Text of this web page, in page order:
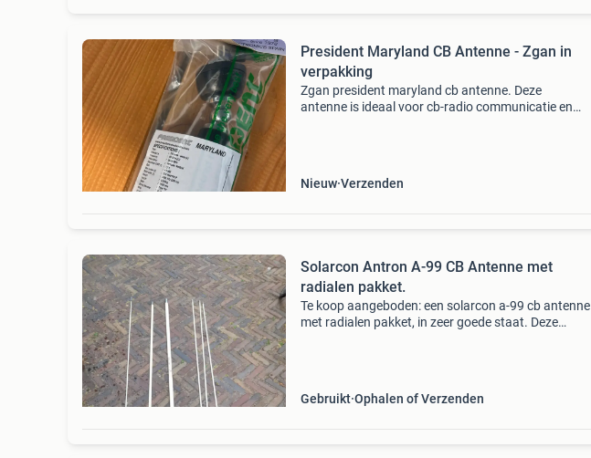
President Maryland CB Antenne - Zgan in
verpakking
Zgan president maryland cb antenne. Deze
antenne is ideaal voor cb-radio communicatie en
Nieuw Verzenden
Solarcon Antron A-99 CB Antenne met
radialen pakket.
Te koop aangeboden: een solarcon a-99 cb antenne
met radialen pakket, in zeer goede staat. Deze
Gebruikt Ophalen of Verzenden